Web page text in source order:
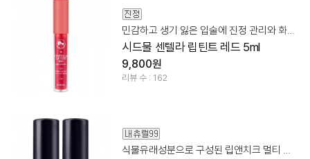
민감하고 생기 잃은 입술에 진정 관리와 화사한 생기 연출
시드물 센텔라 립틴트 레드 5ml
9,800원
리뷰 수 : 162
식물유래성분으로 구성된 립앤치크 멀티 틴트